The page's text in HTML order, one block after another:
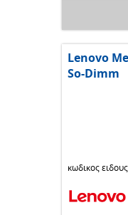
Lenovo
So-Dimm
κωδικος